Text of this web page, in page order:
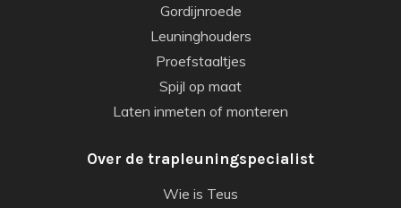
Gordijnroede
Leuninghouders
Proefstaaltjes
Spijl op maat
Laten inmeten of monteren
Over de trapleuningspecialist
Wie is Teus